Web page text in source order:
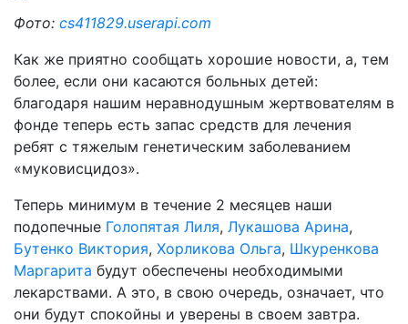
Фото: cs411829.userapi.com
Как же приятно сообщать хорошие новости, а, тем
более, если они касаются больных детей:
благодаря нашим неравнодушным жертвователям в
фонде теперь есть запас средств для лечения
ребят с тяжелым генетическим заболеванием
«муковисцидоз».
Теперь минимум в течение 2 месяцев наши
подопечные Голопятая Лиля, Лукашова Арина,
Бутенко Виктория, Хорликова Ольга, Шкуренкова
Маргарита будут обеспечены необходимыми
лекарствами. А это, в свою очередь, означает, что
они будут спокойны и уверены в своем завтра.